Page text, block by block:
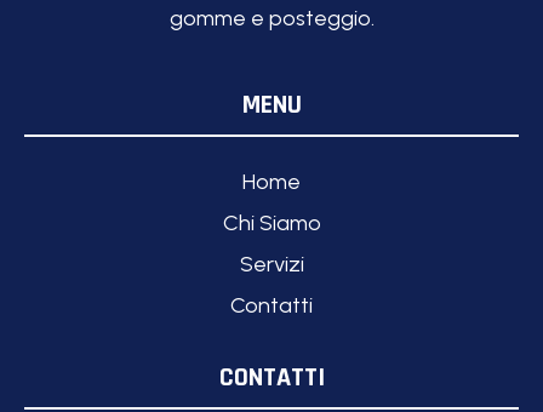
gomme e posteggio.
MENU
Home
Chi Siamo
Servizi
Contatti
CONTATTI